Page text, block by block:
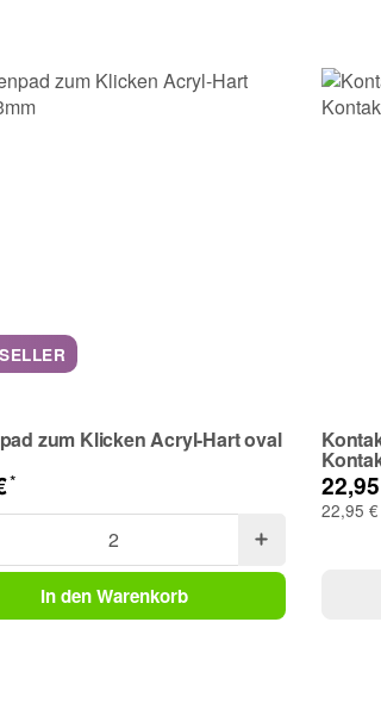
zum Klicken Acryl-Hart oval
*
In den Warenkorb
22,95